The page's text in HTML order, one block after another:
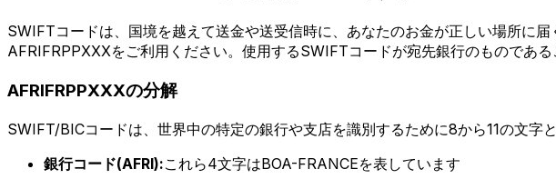
SWIFTコードは、国境を越えて送金や送受信時に、あなたのお金が正しい場所に
AFRIFRPPXXXをご利用ください。使用するSWIFTコードが宛先銀行のものである
AFRIFRPPXXXの分解
SWIFT/BICコードは、世界中の特定の銀行や支店を識別するために8から11の文字
銀行コード(AFRI):これら4文字はBOA-FRANCEを表しています